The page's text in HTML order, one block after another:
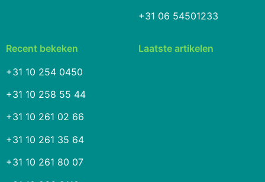
+31 06 54501233
Recent bekeken
+31 10 254 0450
+31 10 258 55 44
+31 10 261 02 66
+31 10 261 35 64
+31 10 261 80 07
Laatste artikelen